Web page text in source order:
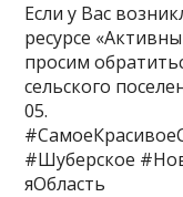
Если у Вас
ресурсе
просим
сельского
05.
#Шуберское
яОбласть